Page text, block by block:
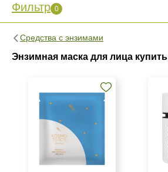
Фильтр 0
Средства с энзимами
Энзимная маска для лица купить
Фильтр 0
KORA Phytocosmetics
Показать еще
Израиль